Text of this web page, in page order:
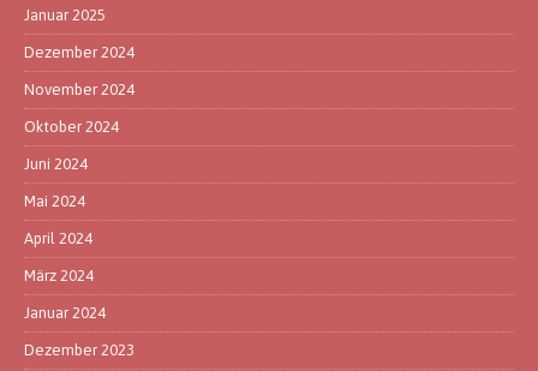
Januar 2025
Dezember 2024
November 2024
Oktober 2024
Juni 2024
Mai 2024
April 2024
März 2024
Januar 2024
Dezember 2023